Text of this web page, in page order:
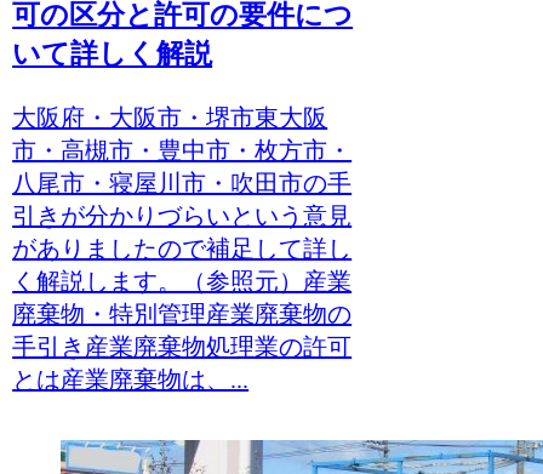
可の区分と許可の要件につ
いて詳しく解説
大阪府・大阪市・堺市東大阪
市・高槻市・豊中市・枚方市・
八尾市・寝屋川市・吹田市の手
引きが分かりづらいという意見
がありましたので補足して詳し
く解説します。（参照元）産業
廃棄物・特別管理産業廃棄物の
手引き産業廃棄物処理業の許可
とは産業廃棄物は、...